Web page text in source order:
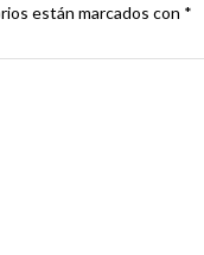
están marcados con *